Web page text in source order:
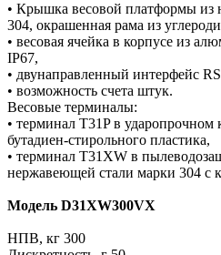
• Крышка весовой платформы из
304, окрашенная рама из
• весовая ячейка в корпусе из
IP67,
• двунаправленный интерфейс
• возможность счета штук.
Весовые терминалы:
• терминал T31P в ударопрочном
бутадиен-стирольного пластика,
• терминал T31XW в
нержавеющей стали марки 304 с
Модель D31XW300VX
НПВ, кг 300